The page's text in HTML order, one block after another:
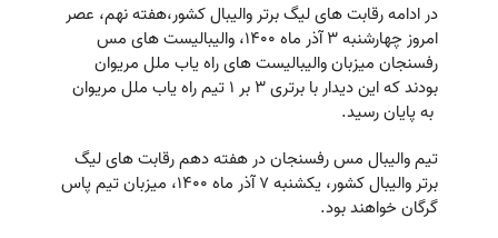
در ادامه رقابت های لیگ برتر والیبال کشور،هفته نهم، عصر
امروز چهارشنبه ۳ آذر ماه ۱۴۰۰، والیبالیست های مس
رفسنجان میزبان والیبالیست های راه یاب ملل مریوان
بودند که این دیدار با برتری 3 بر 1 تیم راه یاب ملل مریوان
به پایان رسید.
تیم والیبال مس رفسنجان در هفته دهم رقابت های لیگ
برتر والیبال کشور، یکشنبه ۷ آذر ماه ۱۴۰۰، میزبان تیم پاس
گرگان خواهند بود.